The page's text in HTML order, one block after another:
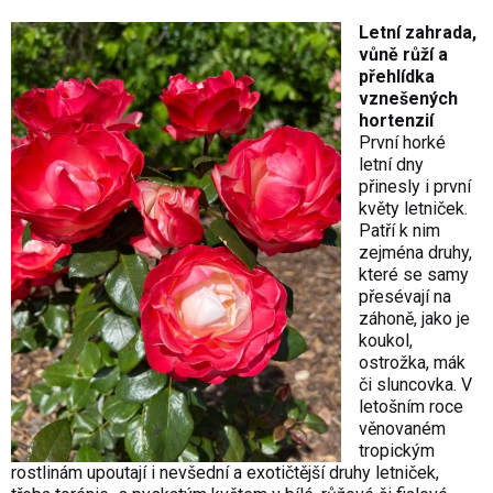
Letní zahrada,
vůně růží a
přehlídka
vznešených
hortenzií
První horké
letní dny
přinesly i první
květy letniček.
Patří k nim
zejména druhy,
které se samy
přesévají na
záhoně, jako je
koukol,
ostrožka, mák
či sluncovka. V
letošním roce
věnovaném
tropickým
rostlinám upoutají i nevšední a exotičtější druhy letniček,